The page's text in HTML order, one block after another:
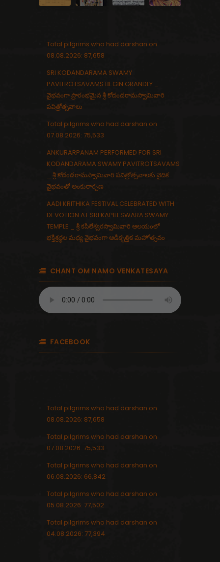
Total pilgrims who had darshan on
08.08.2026: 87,658
SRI KODANDARAMA SWAMY
PAVITROTSAVAMS BEGIN GRANDLY _
వైభవంగా ప్రారంభమైన శ్రీ కోదండరామస్వామివారి
పవిత్రోత్సవాలు
Total pilgrims who had darshan on
07.08.2026: 75,533
ANKURARPANAM PERFORMED FOR SRI
KODANDARAMA SWAMY PAVITROTSAVAMS
_ శ్రీ కోదండరామస్వామివారి పవిత్రోత్సవాలకు వైదిక
వైభవంతో అంకురార్పణ
AADI KRITHIKA FESTIVAL CELEBRATED WITH
DEVOTION AT SRI KAPILESWARA SWAMY
TEMPLE _ శ్రీ కపిలేశ్వరస్వామివారి ఆలయంలో
భక్తిశ్రద్ధల మధ్య వైభవంగా ఆడికృత్తిక మహోత్సవం
CHANT OM NAMO VENKATESAYA
FACEBOOK
Total pilgrims who had darshan on
08.08.2026: 87,658
Total pilgrims who had darshan on
07.08.2026: 75,533
Total pilgrims who had darshan on
06.08.2026: 66,842
Total pilgrims who had darshan on
05.08.2026: 77,502
Total pilgrims who had darshan on
04.08.2026: 77,394